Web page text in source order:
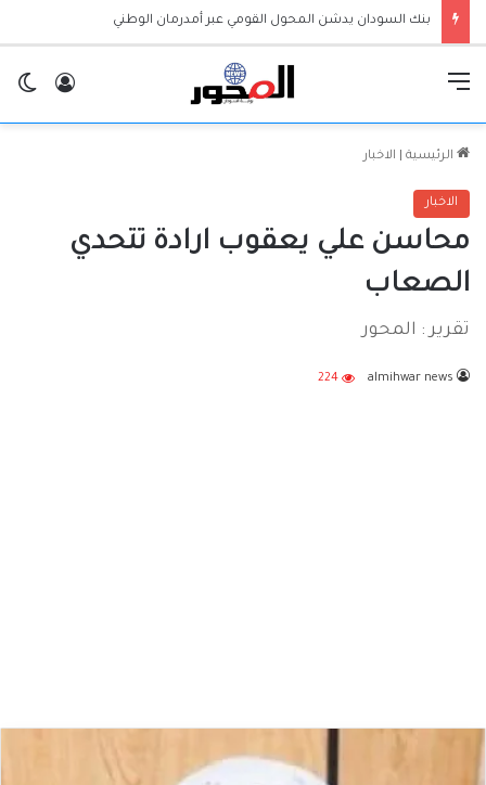
بنك السودان يدشن المحول القومي عبر أمدرمان الوطني
الرئيسية الاخبار
الاخبار
محاسن علي يعقوب ارادة تتحدي
الصعاب
تقرير : المحور
almihwar news
224